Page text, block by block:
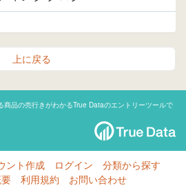
上に戻る
商品の売行きがわかるTrue Dataのエントリーツールで
ント作成 ログイン
分類から探す
利用規約 お問い合わせ